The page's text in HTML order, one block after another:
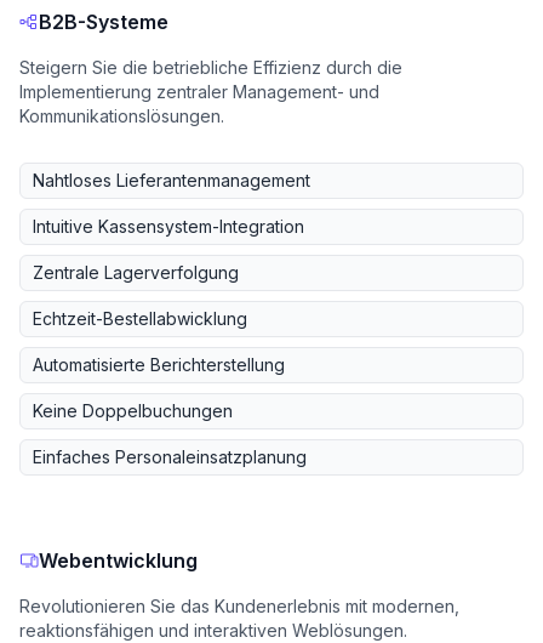
B2B-Systeme
Steigern Sie die betriebliche Effizienz durch die
Implementierung zentraler Management- und
Kommunikationslösungen.
Nahtloses Lieferantenmanagement
Intuitive Kassensystem-Integration
Zentrale Lagerverfolgung
Echtzeit-Bestellabwicklung
Automatisierte Berichterstellung
Keine Doppelbuchungen
Einfaches Personaleinsatzplanung
Webentwicklung
Revolutionieren Sie das Kundenerlebnis mit modernen,
reaktionsfähigen und interaktiven Weblösungen.